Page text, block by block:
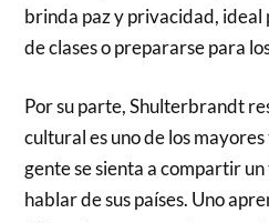
brinda paz y privacidad, ideal
de clases o prepararse para
Por su parte, Shulterbrandt
cultural es uno de los mayores
gente se sienta a compartir
hablar de sus países. Uno